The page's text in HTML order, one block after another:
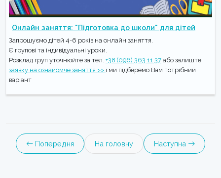
Онлайн заняття: "Підготовка до школи" для дітей
Запрошуємо дітей 4-6 років на онлайн заняття.
Є групові та індивідуальні уроки.
Розклад груп уточнюйте за тел. +38 (096) 363 11 37 або залиште
заявку на ознайомче заняття >> і ми підберемо Вам потрібний
варіант
Попередня На головну Наступна